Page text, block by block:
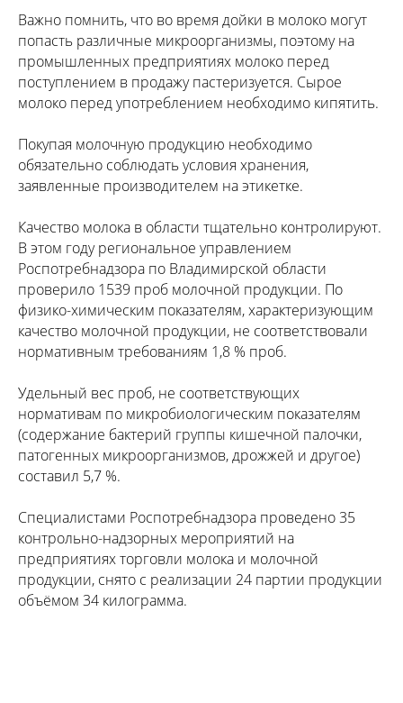
Важно помнить, что во время дойки в молоко могут
попасть различные микроорганизмы, поэтому на
промышленных предприятиях молоко перед
поступлением в продажу пастеризуется. Сырое
молоко перед употреблением необходимо кипятить.
Покупая молочную продукцию необходимо
обязательно соблюдать условия хранения,
заявленные производителем на этикетке.
Качество молока в области тщательно контролируют.
В этом году региональное управлением
Роспотребнадзора по Владимирской области
проверило 1539 проб молочной продукции. По
физико-химическим показателям, характеризующим
качество молочной продукции, не соответствовали
нормативным требованиям 1,8 % проб.
Удельный вес проб, не соответствующих
нормативам по микробиологическим показателям
(содержание бактерий группы кишечной палочки,
патогенных микроорганизмов, дрожжей и другое)
составил 5,7 %.
Специалистами Роспотребнадзора проведено 35
контрольно-надзорных мероприятий на
предприятиях торговли молока и молочной
продукции, снято с реализации 24 партии продукции
объёмом 34 килограмма.